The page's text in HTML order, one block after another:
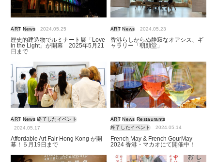
ART News 2024.05.25
歴史的建造物でルミナート展「Love
in the Light」が開幕 2025年5月21
日まで
ART News 2024.05.23
香港らしからぬ静寂なオアシス、ギ
ャラリー「朝顔堂」
ART News 終了したイベント
2024.05.17
Affordable Art Fair Hong Kong が開
幕！５月19日まで
ART News Restaurants
終了したイベント
2024.05.14
French May & French GourMay
2024 香港・マカオにて開催中！